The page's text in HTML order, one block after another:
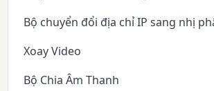
Bộ chuyển đổi địa chỉ IP sang nhị
Xoay Video
Bộ Chia Âm Thanh